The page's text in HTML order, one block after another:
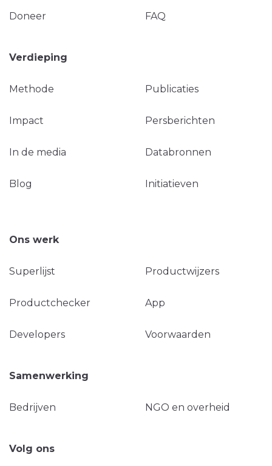
Doneer FAQ
Verdieping
Methode Publicaties
Impact Persberichten
In de media Databronnen
Blog Initiatieven
Ons werk
Superlijst Productwijzers
Productchecker App
Developers Voorwaarden
Samenwerking
Bedrijven NGO en overheid
Volg ons